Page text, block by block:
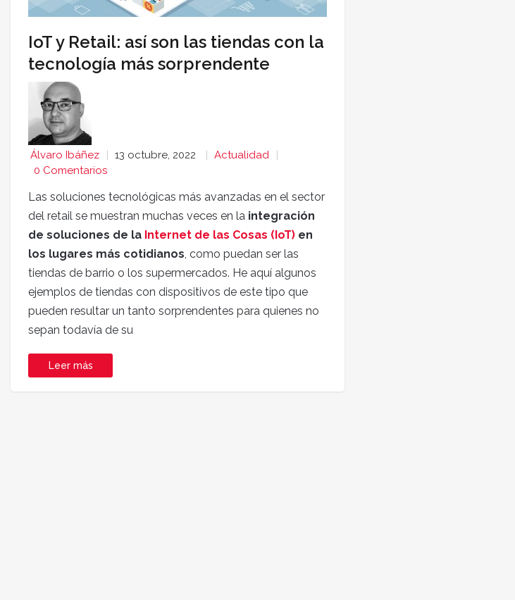
IoT y Retail: así son las tiendas con la
tecnología más sorprendente
Álvaro Ibáñez 13 octubre, 2022
Actualidad
0 Comentarios
Las soluciones tecnológicas más avanzadas en el sector
del retail se muestran muchas veces en la integración
de soluciones de la Internet de las Cosas (IoT) en
los lugares más cotidianos, como puedan ser las
tiendas de barrio o los supermercados. He aquí algunos
ejemplos de tiendas con dispositivos de este tipo que
pueden resultar un tanto sorprendentes para quienes no
sepan todavía de su
Leer más